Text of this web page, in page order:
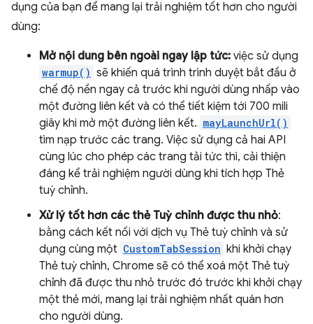
dụng của bạn để mang lại trải nghiệm tốt hơn cho người
dùng:
Mở nội dung bên ngoài ngay lập tức: việc sử dụng
warmup() sẽ khiến quá trình trình duyệt bắt đầu ở
chế độ nền ngay cả trước khi người dùng nhấp vào
một đường liên kết và có thể tiết kiệm tới 700 mili
giây khi mở một đường liên kết. mayLaunchUrl()
tìm nạp trước các trang. Việc sử dụng cả hai API
cùng lúc cho phép các trang tải tức thì, cải thiện
đáng kể trải nghiệm người dùng khi tích hợp Thẻ
tuỳ chỉnh.
Xử lý tốt hơn các thẻ Tuỳ chỉnh được thu nhỏ:
bằng cách kết nối với dịch vụ Thẻ tuỳ chỉnh và sử
dụng cùng một CustomTabSession khi khởi chạy
Thẻ tuỳ chỉnh, Chrome sẽ có thể xoá một Thẻ tuỳ
chỉnh đã được thu nhỏ trước đó trước khi khởi chạy
một thẻ mới, mang lại trải nghiệm nhất quán hơn
cho người dùng.